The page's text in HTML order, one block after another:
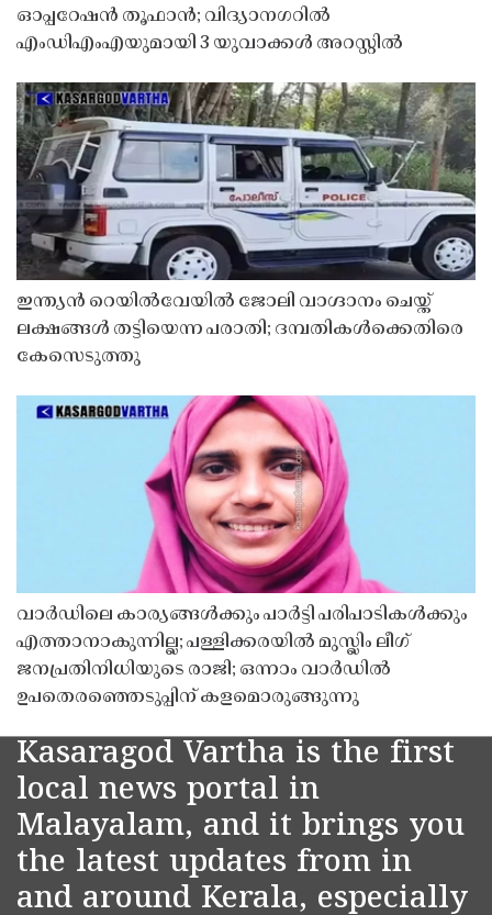
ഓപ്പറേഷൻ തൂഫാൻ; വിദ്യാനഗറിൽ
എംഡിഎംഎയുമായി 3 യുവാക്കൾ അറസ്റ്റിൽ
ഇന്ത്യൻ റെയിൽവേയിൽ ജോലി വാഗ്ദാനം ചെയ്ത്
ലക്ഷങ്ങൾ തട്ടിയെന്ന പരാതി; ദമ്പതികൾക്കെതിരെ
കേസെടുത്തു
വാർഡിലെ കാര്യങ്ങൾക്കും പാർട്ടി പരിപാടികൾക്കും
എത്താനാകുന്നില്ല; പള്ളിക്കരയിൽ മുസ്ലിം ലീഗ്
ജനപ്രതിനിധിയുടെ രാജി; ഒന്നാം വാർഡിൽ
ഉപതെരഞ്ഞെടുപ്പിന് കളമൊരുങ്ങുന്നു
Kasaragod Vartha is the first
local news portal in
Malayalam, and it brings you
the latest updates from in
and around Kerala, especially